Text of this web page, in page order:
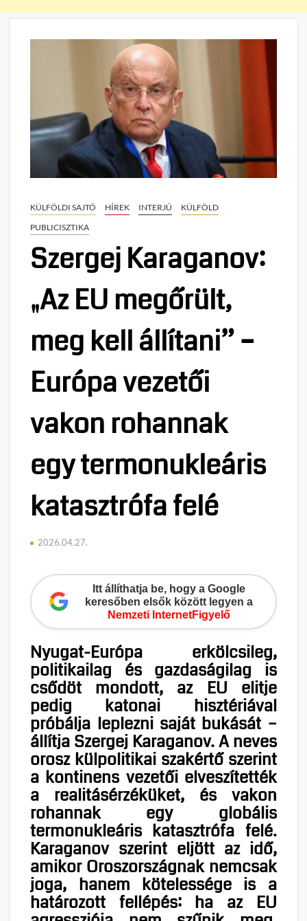
KÜLFÖLDI SAJTÓ HÍREK INTERJÚ
KÜLFÖLD
PUBLICISZTIKA
Szergej Karaganov:
„Az EU megőrült,
meg kell állítani” –
Európa vezetői
vakon rohannak
egy termonukleáris
katasztrófa felé
2026.04.27.
Itt állíthatja be, hogy a Google
keresőben elsők között legyen a
Nemzeti InternetFigyelő
Nyugat-Európa erkölcsileg,
politikailag és gazdaságilag is
csődöt mondott, az EU elitje
pedig katonai hisztériával
próbálja leplezni saját bukását –
állítja Szergej Karaganov. A neves
orosz külpolitikai szakértő szerint
a kontinens vezetői elveszítették
a realitásérzéküket, és vakon
rohannak egy globális
termonukleáris katasztrófa felé.
Karaganov szerint eljött az idő,
amikor Oroszországnak nemcsak
joga, hanem kötelessége is a
határozott fellépés: ha az EU